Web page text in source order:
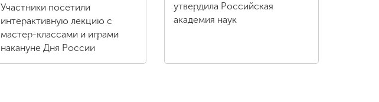
Участники посетили
интерактивную лекцию с
мастер-классами и играми
накануне Дня России
утвердила Российская
академия наук